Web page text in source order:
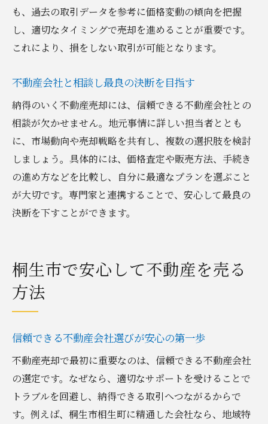
も、過去の取引データを参考に価格変動の傾向を把握
し、適切なタイミングで売却を進めることが重要です。
これにより、損をしない取引が可能となります。
不動産会社と相談し最良の決断を目指す
納得のいく不動産売却には、信頼できる不動産会社との
相談が欠かせません。地元事情に詳しい担当者ととも
に、市場動向や売却戦略を共有し、複数の選択肢を検討
しましょう。具体的には、価格査定や販売方法、手続き
の進め方などを比較し、自分に最適なプランを選ぶこと
が大切です。専門家と連携することで、安心して最良の
決断を下すことができます。
桐生市で安心して不動産を売る
方法
信頼できる不動産会社選びが安心の第一歩
不動産売却で最初に重要なのは、信頼できる不動産会社
の選定です。なぜなら、適切なサポートを受けることで
トラブルを回避し、納得できる取引へつながるからで
す。例えば、桐生市相生町に精通した会社なら、地域特